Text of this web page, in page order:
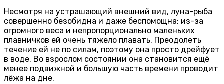
Несмотря на устрашающий внешний вид, луна-рыба
совершенно безобидна и даже беспомощна: из-за
огромного веса и непропорционально маленьких
плавничков ей очень тяжело плавать. Преодолеть
течение ей не по силам, поэтому она просто дрейфует
в воде. Во взрослом состоянии она становится ещё
менее подвижной и большую часть времени проводит
лёжа на дне.